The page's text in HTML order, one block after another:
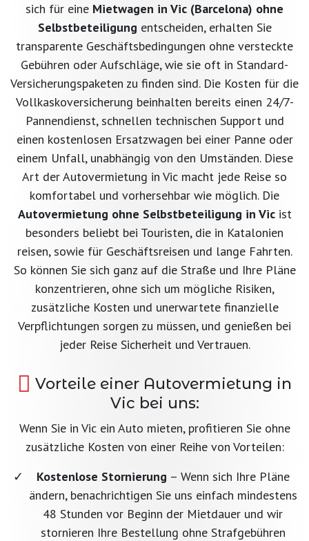
sich für eine Mietwagen in Vic (Barcelona) ohne
Selbstbeteiligung entscheiden, erhalten Sie
transparente Geschäftsbedingungen ohne versteckte
Gebühren oder Aufschläge, wie sie oft in Standard-
Versicherungspaketen zu finden sind. Die Kosten für die
Vollkaskoversicherung beinhalten bereits einen 24/7-
Pannendienst, schnellen technischen Support und
einen kostenlosen Ersatzwagen bei einer Panne oder
einem Unfall, unabhängig von den Umständen. Diese
Art der Autovermietung in Vic macht jede Reise so
komfortabel und vorhersehbar wie möglich. Die
Autovermietung ohne Selbstbeteiligung in Vicist
besonders beliebt bei Touristen, die in Katalonien
reisen, sowie für Geschäftsreisen und lange Fahrten.
So können Sie sich ganz auf die Straße und Ihre Pläne
konzentrieren, ohne sich um mögliche Risiken,
zusätzliche Kosten und unerwartete finanzielle
Verpflichtungen sorgen zu müssen, und genießen bei
jeder Reise Sicherheit und Vertrauen.
Vorteile einer Autovermietung in
Vic bei uns:
Wenn Sie in Vic ein Auto mieten, profitieren Sie ohne
zusätzliche Kosten von einer Reihe von Vorteilen:
Kostenlose Stornierung – Wenn sich Ihre Pläne
ändern, benachrichtigen Sie uns einfach mindestens
48 Stunden vor Beginn der Mietdauer und wir
stornieren Ihre Bestellung ohne Strafgebühren